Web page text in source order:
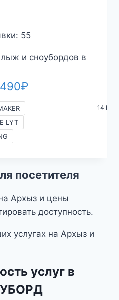
55
и сноубордов в
₽Диапазон
LYT
14
посетителя
Архыз и цены
доступность.
услугах на Архыз и
услуг в